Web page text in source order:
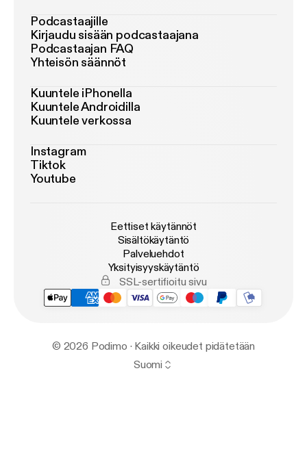
Podcastaajille
Kirjaudu sisään podcastaajana
Podcastaajan FAQ
Yhteisön säännöt
Kuuntele iPhonella
Kuuntele Androidilla
Kuuntele verkossa
Instagram
Tiktok
Youtube
Eettiset käytännöt
Sisältökäytäntö
Palveluehdot
Yksityisyyskäytäntö
SSL-sertifioitu sivu
© 2026 Podimo · Kaikki oikeudet pidätetään
Suomi